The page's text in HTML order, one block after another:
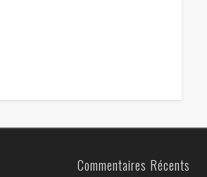
Commentaires Récents